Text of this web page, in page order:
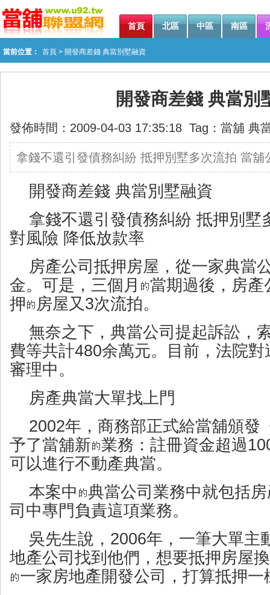
首頁 北區 中區 南區
當前位置： 首頁 > 開發商差錢 典當別墅融資
開發商差錢 典當別
發佈時間：2009-04-03 17:35:18 Tag： 當舖 典
拿錢不還引發債務糾紛 抵押別墅多次流拍 當
開發商差錢 典當別墅融資
拿錢不還引發債務糾紛 抵押別墅
對風險 降低放款率
房產公司抵押房屋，從一家典當
金。可是，三個月
當期過後，房
押
房屋又3次流拍。
無奈之下，典當公司提起訴訟，
費等共計480余萬元。目前，法院
審理中。
房產典當大單找上門
2002年，商務部正式給當舖頒發
予了當舖新 業務：註冊資金超過
可以進行不動產典當。
本案中
典當公司業務中就包括
司中專門負責這項業務。
吳先生說，2006年，一筆大單主
地產公司找到他們，想要抵押房屋
一家房地產開發公司，打算抵押一